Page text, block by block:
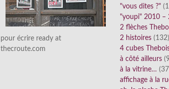
pour écrire ready at
thecroute.com
"vous dites ?"
"youpi" 2010 –
2 flèches
2 histoires (132)
4 cubes
à côté ailleurs
à la vitrine…
affichage à la